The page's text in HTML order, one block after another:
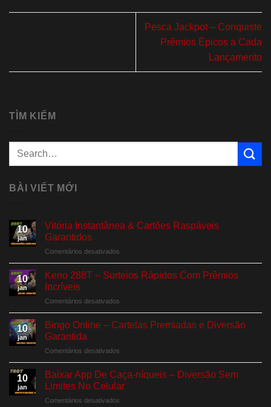
Pesca Jackpot – Conquiste
Prêmios Épicos a Cada
Lançamento
TÌM KIẾM
BÀI VIẾT MỚI
10
jan
Vitória Instantânea & Cartões Raspáveis
Garantidos
Comentários desativados
Instantânea
Garantidos
10
jan
Keno 288T – Sorteios Rápidos Com Prêmios
Incríveis
Comentários desativados
288T
Com
Prêmios
Incríveis
10
jan
Bingo Online – Cartelas Premiadas e Diversão
Garantida
Comentários desativados
Cartelas
10
jan
Baixar App De Caça-níqueis – Diversão Sem
Limites No Celular
Comentários desativados